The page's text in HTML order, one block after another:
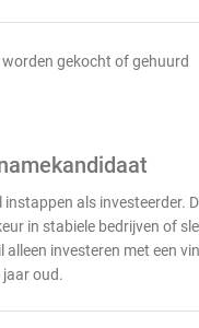
worden gekocht of gehuurd
als investeerder.
in stabiele bedrijven of
alleen investeren met een
oud.